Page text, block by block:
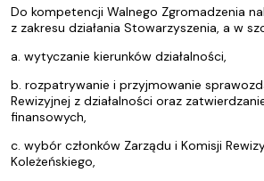
Do kompetencji Walnego Zgromadzenia
z zakresu działania Stowarzyszenia, a w
a. wytyczanie kierunków działalności,
b. rozpatrywanie i przyjmowanie
Rewizyjnej z działalności oraz
finansowych,
c. wybór członków Zarządu i Komisji
Koleżeńskiego,